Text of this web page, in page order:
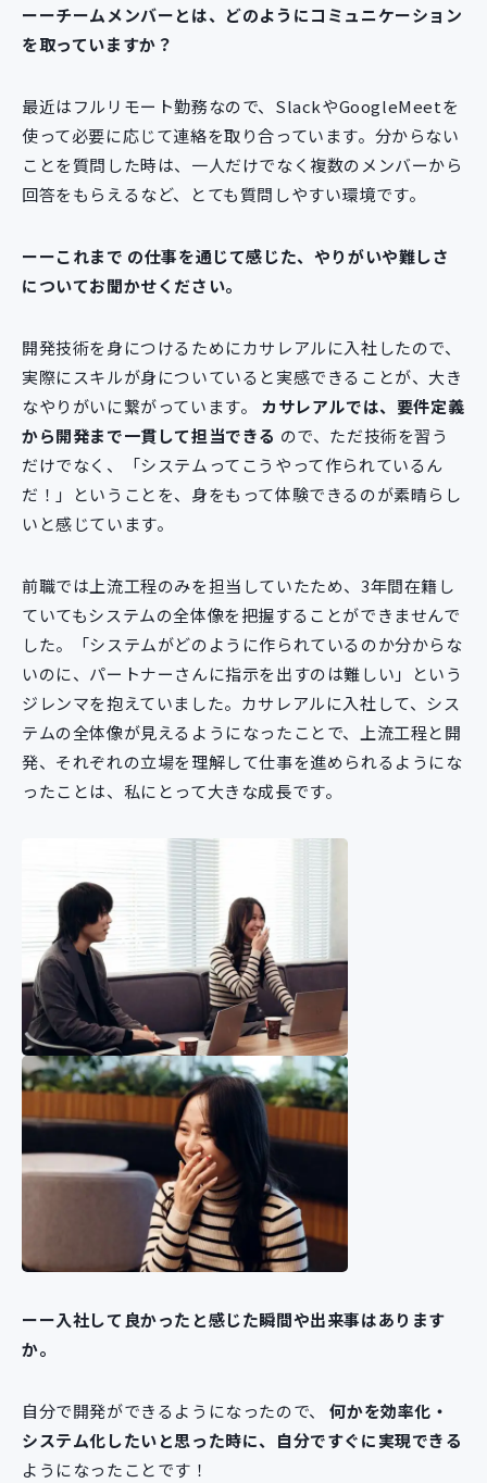
ーーチームメンバーとは、どのようにコミュニケーション
を取っていますか？
最近はフルリモート勤務なので、SlackやGoogleMeetを
使って必要に応じて連絡を取り合っています。分からない
ことを質問した時は、一人だけでなく複数のメンバーから
回答をもらえるなど、とても質問しやすい環境です。
ーーこれまで の仕事を通じて感じた、やりがいや難しさ
についてお聞かせください。
開発技術を身につけるためにカサレアルに入社したので、
実際にスキルが身についていると実感できることが、大き
なやりがいに繋がっています。 カサレアルでは、要件定義
から開発まで一貫して担当できる ので、ただ技術を習う
だけでなく、「システムってこうやって作られているん
だ！」ということを、身をもって体験できるのが素晴らし
いと感じています。
前職では上流工程のみを担当していたため、3年間在籍し
ていてもシステムの全体像を把握することができませんで
した。「システムがどのように作られているのか分からな
いのに、パートナーさんに指示を出すのは難しい」という
ジレンマを抱えていました。カサレアルに入社して、シス
テムの全体像が見えるようになったことで、上流工程と開
発、それぞれの立場を理解して仕事を進められるようにな
ったことは、私にとって大きな成長です。
ーー入社して良かったと感じた瞬間や出来事はあります
か。
自分で開発ができるようになったので、何かを効率化・
システム化したいと思った時に、自分ですぐに実現できる
ようになったことです！